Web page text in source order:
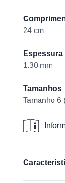
24 cm
Espessura
1.30 mm
Tamanhos
Tamanho 6